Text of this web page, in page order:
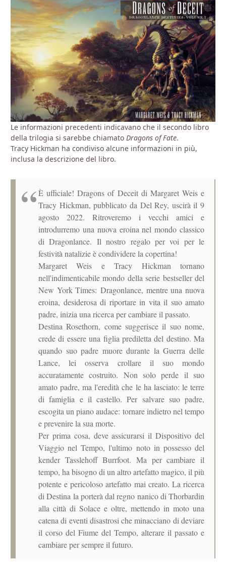
Le informazioni precedenti indicavano che il secondo libro
della trilogia si sarebbe chiamato Dragons of Fate.
Tracy Hickman ha condiviso alcune informazioni in più,
inclusa la descrizione del libro.
È ufficiale! Dragons of Deceit di Margaret Weis e
Tracy Hickman, pubblicato da Del Rey, uscirà il 9
agosto 2022. Ritroveremo i vecchi amici e
introdurremo una nuova eroina nel mondo classico
di Dragonlance. Il nostro regalo per voi per le
festività natalizie è condividere la copertina!
Margaret Weis e Tracy Hickman tornano
nell'indimenticabile mondo della serie bestseller del
New York Times: Dragonlance, mentre una nuova
eroina, desiderosa di riportare in vita il suo amato
padre, inizia una ricerca per cambiare il passato.
Destina Rosethorn, come suggerisce il suo nome,
crede di essere una figlia prediletta del destino. Ma
quando suo padre muore durante la Guerra delle
Lance, lei osserva crollare il suo mondo
accuratamente costruito. Non solo perde il suo
amato padre, ma l'eredità che le ha lasciato: le terre
di famiglia e il castello. Per salvare suo padre,
escogita un piano audace: tornare indietro nel tempo
e prevenire la sua morte.
Per prima cosa, deve assicurarsi il Dispositivo del
Viaggio nel Tempo, l'ultimo noto in possesso del
kender Tasslehoff Burrfoot. Ma per cambiare il
tempo, ha bisogno di un altro artefatto magico, il più
potente e pericoloso artefatto mai creato. La ricerca
di Destina la porterà dal regno nanico di Thorbardin
alla città di Solace e oltre, mettendo in moto una
catena di eventi disastrosi che minacciano di deviare
il corso del Fiume del Tempo, alterare il passato e
cambiare per sempre il futuro.